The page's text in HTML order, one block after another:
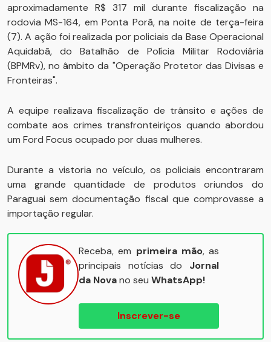
aproximadamente R$ 317 mil durante fiscalização na
rodovia MS-164, em Ponta Porã, na noite de terça-feira
(7). A ação foi realizada por policiais da Base Operacional
Aquidabã, do Batalhão de Polícia Militar Rodoviária
(BPMRv), no âmbito da "Operação Protetor das Divisas e
Fronteiras".
A equipe realizava fiscalização de trânsito e ações de
combate aos crimes transfronteiriços quando abordou
um Ford Focus ocupado por duas mulheres.
Durante a vistoria no veículo, os policiais encontraram
uma grande quantidade de produtos oriundos do
Paraguai sem documentação fiscal que comprovasse a
importação regular.
Receba, em primeira mão, as
principais notícias do Jornal
da Novano seu WhatsApp!
Inscrever-se